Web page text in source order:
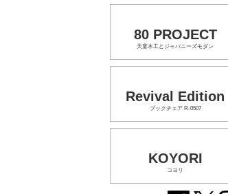
80 PROJECT
天童木工とジャパニーズモダン
Revival Edition
ブックチェア R-0507
KOYORI
コヨリ